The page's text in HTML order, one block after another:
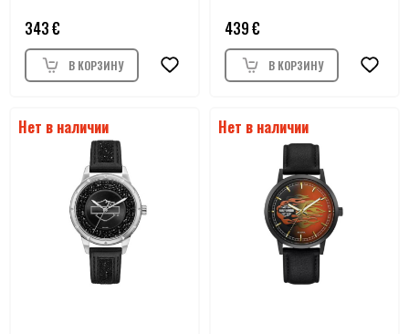
343
439